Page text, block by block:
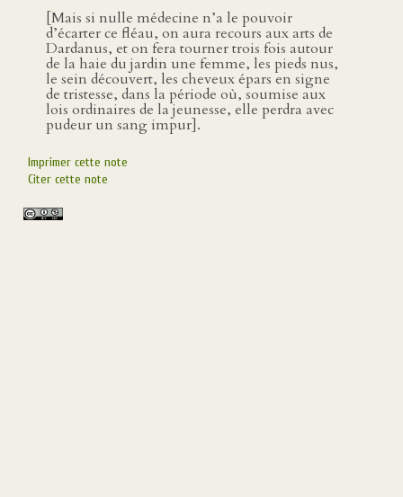
[Mais si nulle médecine n’a le pouvoir
d’écarter ce fléau, on aura recours aux arts de
Dardanus, et on fera tourner trois fois autour
de la haie du jardin une femme, les pieds nus,
le sein découvert, les cheveux épars en signe
de tristesse, dans la période où, soumise aux
lois ordinaires de la jeunesse, elle perdra avec
pudeur un sang impur].
Imprimer cette note
Citer cette note